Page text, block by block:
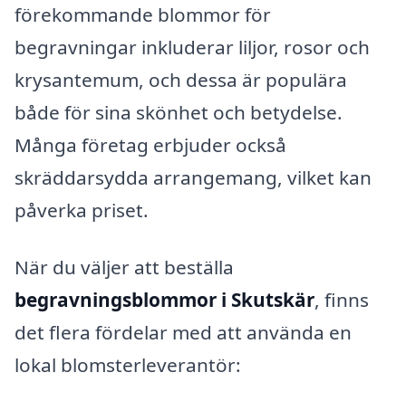
förekommande blommor för
begravningar inkluderar liljor, rosor och
krysantemum, och dessa är populära
både för sina skönhet och betydelse.
Många företag erbjuder också
skräddarsydda arrangemang, vilket kan
påverka priset.
När du väljer att beställa
begravningsblommor i Skutskär, finns
det flera fördelar med att använda en
lokal blomsterleverantör: